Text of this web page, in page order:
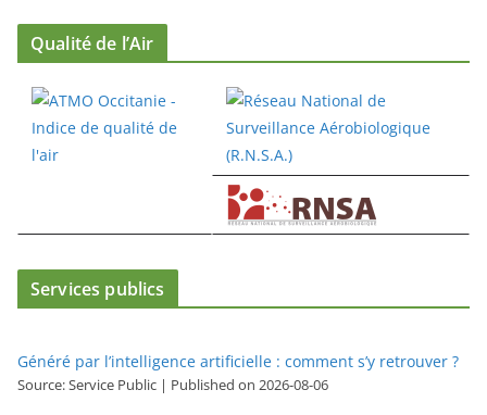
Qualité de l’Air
Services publics
Généré par l’intelligence artificielle : comment s’y retrouver ?
Source: Service Public Published on 2026-08-06